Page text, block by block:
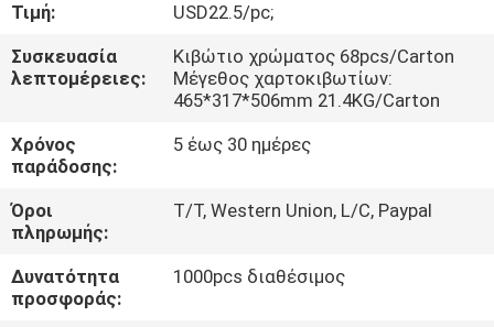
ΕΛΆΤΕ
ΣΕ
ΕΠΑΦΉ
ΜΕ
ΕΙΔΉΣΕΙΣ
ΠΕΡΙΠΤΏΣΕΙΣ
Τιμή:
USD22.5/pc;
Συσκευασία
λεπτομέρειες:
Κιβώτιο χρώματος 68pcs/Carton
Μέγεθος χαρτοκιβωτίων:
465*317*506mm 21.4KG/Carton
Χρόνος
παράδοσης:
5 έως 30 ημέρες
Όροι
πληρωμής:
T/T, Western Union, L/C, Paypal
Δυνατότητα
προσφοράς:
1000pcs διαθέσιμος